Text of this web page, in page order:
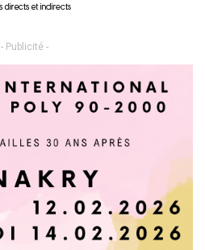
- Publicité -